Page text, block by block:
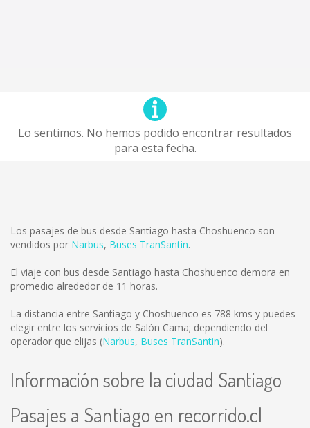
Lo sentimos. No hemos podido encontrar resultados
para esta fecha.
Los pasajes de bus desde Santiago hasta Choshuenco son
vendidos por Narbus, Buses TranSantin.
El viaje con bus desde Santiago hasta Choshuenco demora en
promedio alrededor de 11 horas.
La distancia entre Santiago y Choshuenco es 788 kms y puedes
elegir entre los servicios de Salón Cama; dependiendo del
operador que elijas (Narbus, Buses TranSantin).
Información sobre la ciudad Santiago
Pasajes a Santiago en recorrido.cl